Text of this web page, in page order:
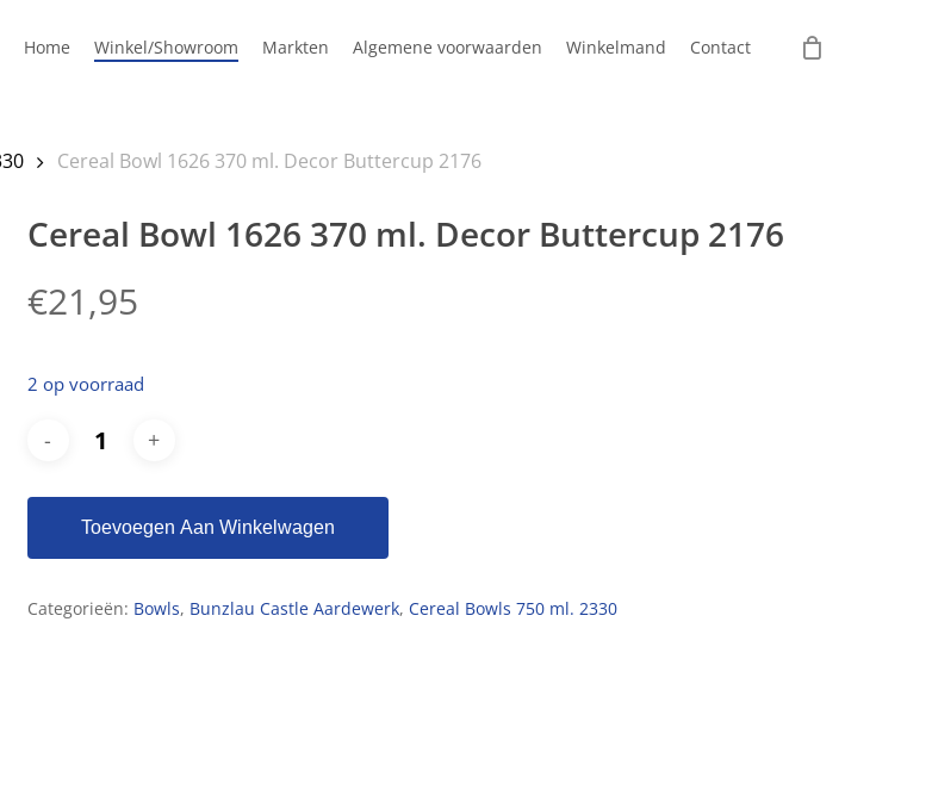
Home Winkel/Showroom Markten Algemene voorwaarden Winkelmand Contact
Cereal Bowl 1626 370 ml. Decor Buttercup 2176
Cereal Bowl 1626 370 ml. Decor Buttercup 2176
€21,95
2 op voorraad
Toevoegen Aan Winkelwagen
Categorieën: Bowls, Bunzlau Castle Aardewerk, Cereal Bowls 750 ml. 2330